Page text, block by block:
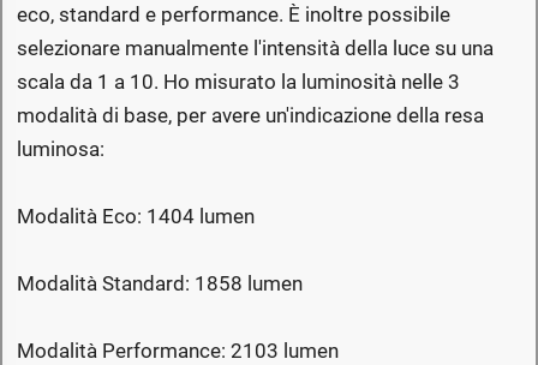
eco, standard e performance. È inoltre possibile
selezionare manualmente l'intensità della luce su una
scala da 1 a 10. Ho misurato la luminosità nelle 3
modalità di base, per avere un'indicazione della resa
luminosa:
Modalità Eco: 1404 lumen
Modalità Standard: 1858 lumen
Modalità Performance: 2103 lumen